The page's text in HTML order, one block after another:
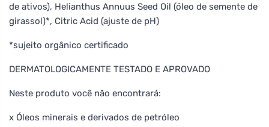
de ativos), Helianthus Annuus Seed Oil (óleo de semente de
girassol)*, Citric Acid (ajuste de pH)
*sujeito orgânico certificado
DERMATOLOGICAMENTE TESTADO E APROVADO
Neste produto você não encontrará:
x Óleos minerais e derivados de petróleo